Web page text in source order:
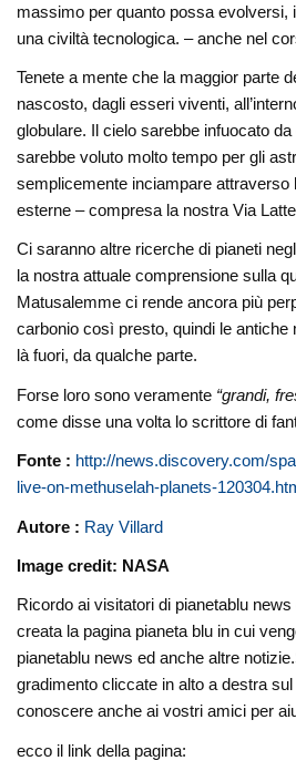
massimo per quanto possa evolversi,
una civiltà tecnologica. – anche nel
Tenete a mente che la maggior parte
nascosto, dagli esseri viventi,
globulare. Il cielo sarebbe infuocato
sarebbe voluto molto tempo per gli
semplicemente inciampare attraverso
esterne – compresa la nostra Via
Ci saranno altre ricerche di pianeti
la nostra attuale comprensione sulla
Matusalemme ci rende ancora più
carbonio così presto, quindi le
là fuori, da qualche parte.
Forse loro sono veramente “grandi,
come disse una volta lo scrittore di
Fonte : http://news.discovery.com/
live-on-methuselah-planets-
Autore : Ray Villard
Image credit: NASA
Ricordo ai visitatori di pianetablu
creata la pagina pianeta blu in cui
pianetablu news ed anche altre
gradimento cliccate in alto a destra
conoscere anche ai vostri amici per
ecco il link della pagina: